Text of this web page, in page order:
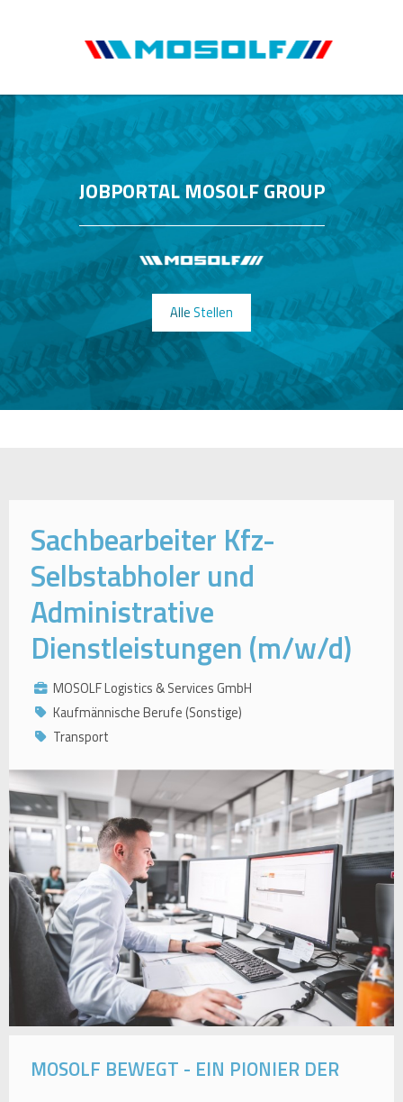
JOBPORTAL MOSOLF GROUP
Alle Stellen
Sachbearbeiter Kfz-
Selbstabholer und
Administrative
Dienstleistungen (m/w/d)
MOSOLF Logistics & Services GmbH
Kaufmännische Berufe (Sonstige)
Transport
MOSOLF BEWEGT - EIN PIONIER DER